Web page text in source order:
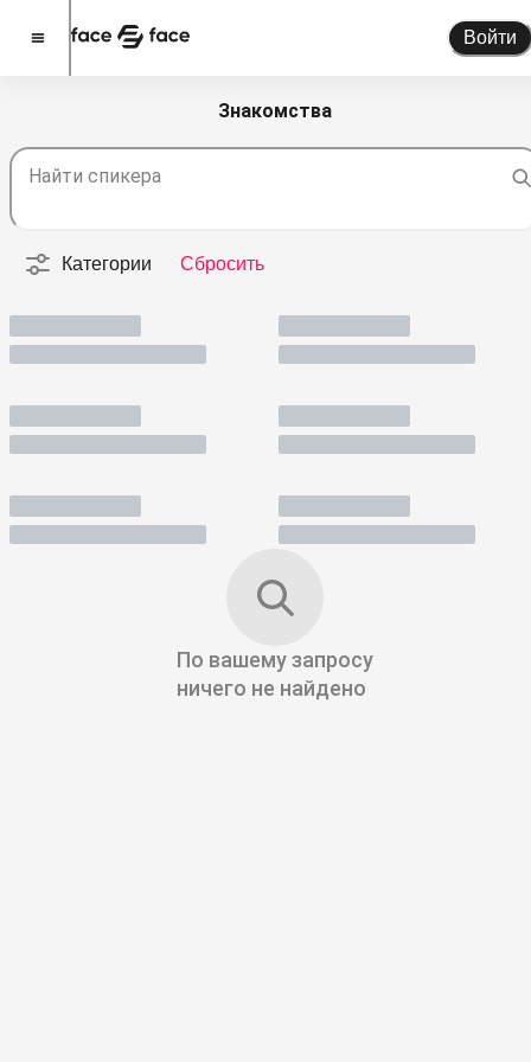
Войти
Стать спикером
Новости
Спикеры
Партнерство
Знакомства
Найти спикера
Категории Сбросить
По вашему запросу
ничего не найдено